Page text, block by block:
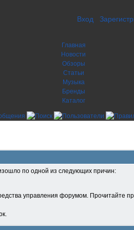
Вход
Главная
Новости
Обзоры
Статьи
Музыка
Бренды
Каталог
по одной из следующих причин:
управления форумом. Прочитайте